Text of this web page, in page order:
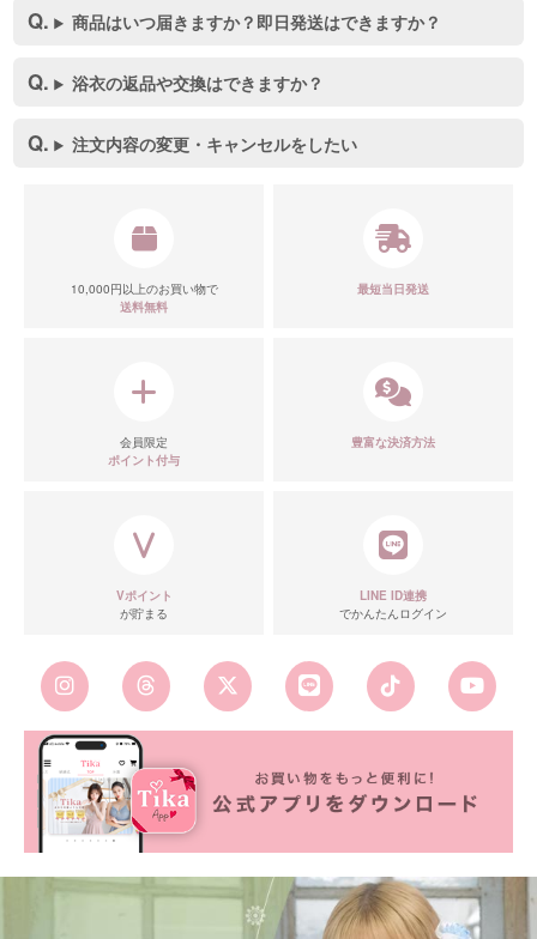
商品はいつ届きますか？即日発送はできますか？
浴衣の返品や交換はできますか？
注文内容の変更・キャンセルをしたい
10,000円以上のお買い物で
送料無料
最短当日発送
会員限定
ポイント付与
豊富な決済方法
Vポイント
が貯まる
LINE ID連携
でかんたんログイン